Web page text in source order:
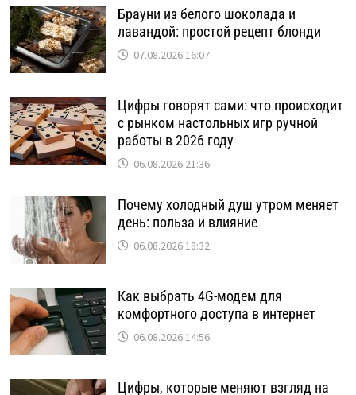
Брауни из белого шоколада и
лавандой: простой рецепт блонди
07.08.2026 16:07
Цифры говорят сами: что происходит
с рынком настольных игр ручной
работы в 2026 году
06.08.2026 21:36
Почему холодный душ утром меняет
день: польза и влияние
06.08.2026 18:32
Как выбрать 4G-модем для
комфортного доступа в интернет
06.08.2026 14:56
Цифры, которые меняют взгляд на